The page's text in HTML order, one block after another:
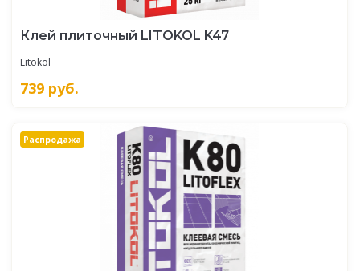
Клей плиточный LITOKOL K47
Litokol
739 руб.
Распродажа